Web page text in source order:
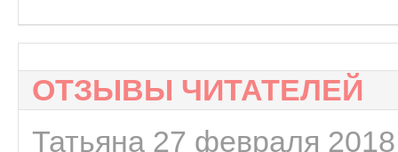
ОТЗЫВЫ ЧИТАТЕЛЕЙ
Татьяна 27 февраля